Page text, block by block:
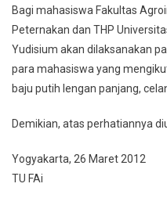
Bagi mahasiswa Fakultas
Peternakan dan THP
Yudisium akan dilaksanakan
para mahasiswa yang
baju putih lengan panjang,
Demikian, atas perhatiannya
Yogyakarta, 26 Maret 2012
TU FAi